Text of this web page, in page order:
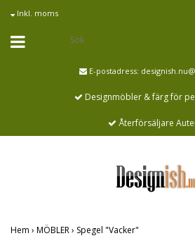
Inkl. moms
E-postadress:
Designmöbler & färg för
Återförsäljare
Hem › MÖBLER› Spegel "Vacker"